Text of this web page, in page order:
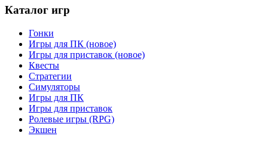
Каталог игр
Гонки
Игры для ПК (новое)
Игры для приставок (новое)
Квесты
Стратегии
Симуляторы
Игры для ПК
Игры для приставок
Ролевые игры (RPG)
Экшен